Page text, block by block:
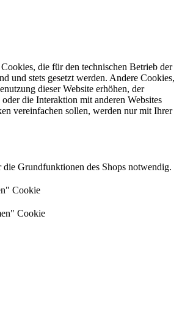
die für den technischen Betrieb der
und stets gesetzt werden. Andere Cookies,
dieser Website erhöhen, der
die Interaktion mit anderen Websites
vereinfachen sollen, werden nur mit Ihrer
Grundfunktionen des Shops notwendig.
Cookie
Cookie